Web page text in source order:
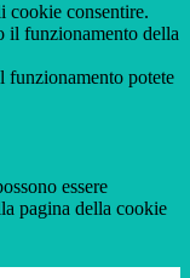
cookie consentire.
il funzionamento della
funzionamento potete
essere
pagina della cookie